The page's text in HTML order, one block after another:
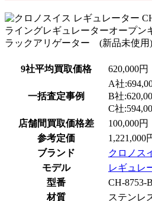
9社平均買取価格 620,000円
一括査定事例
A社
B社
C社
店舗間買取価格差
100,000円
参考定価
1,221,000
ブランド
クロノス
モデル
レギュレ
型番
CH-8753-
材質
ステンレ